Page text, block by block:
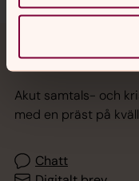
Jourhavande
Akut samtals- och
med en präst på
Chatt